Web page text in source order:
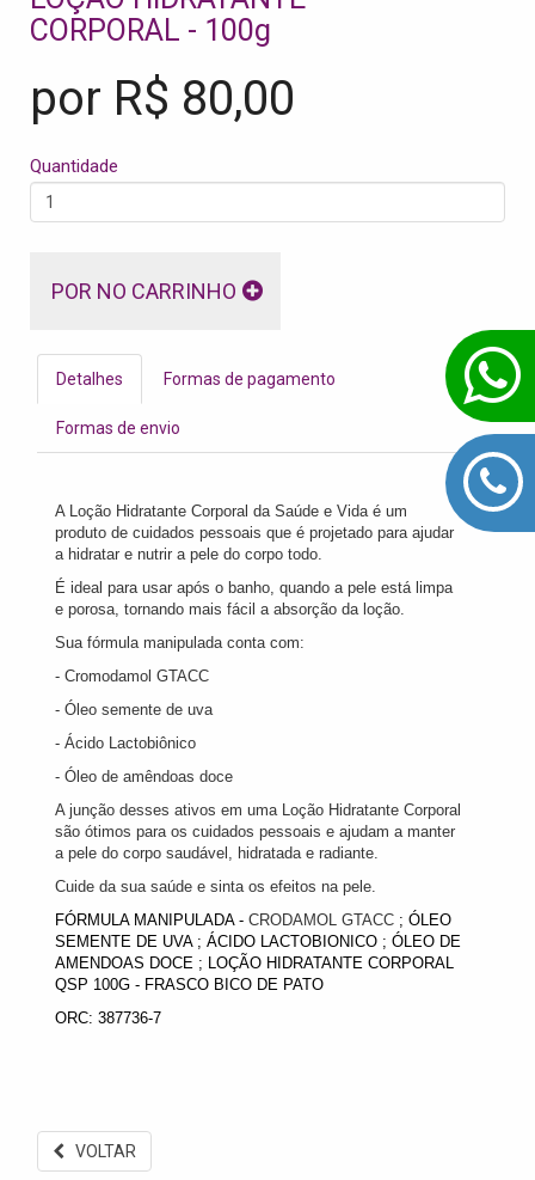
CORPORAL - 100g
por R$ 80,00
Quantidade
POR NO CARRINHO
Detalhes Formas de pagamento
Formas de envio
A Loção Hidratante Corporal da Saúde e Vida é um
produto de cuidados pessoais que é projetado para ajudar
a hidratar e nutrir a pele do corpo todo.
É ideal para usar após o banho, quando a pele está limpa
e porosa, tornando mais fácil a absorção da loção.
Sua fórmula manipulada conta com:
- Cromodamol GTACC
- Óleo semente de uva
- Ácido Lactobiônico
- Óleo de amêndoas doce
A junção desses ativos em uma Loção Hidratante Corporal
são ótimos para os cuidados pessoais e ajudam a manter
a pele do corpo saudável, hidratada e radiante.
Cuide da sua saúde e sinta os efeitos na pele.
FÓRMULA MANIPULADA - CRODAMOL GTACC ; ÓLEO
SEMENTE DE UVA ; ÁCIDO LACTOBIONICO ; ÓLEO DE
AMENDOAS DOCE ; LOÇÃO HIDRATANTE CORPORAL
QSP 100G - FRASCO BICO DE PATO
ORC: 387736-7
VOLTAR